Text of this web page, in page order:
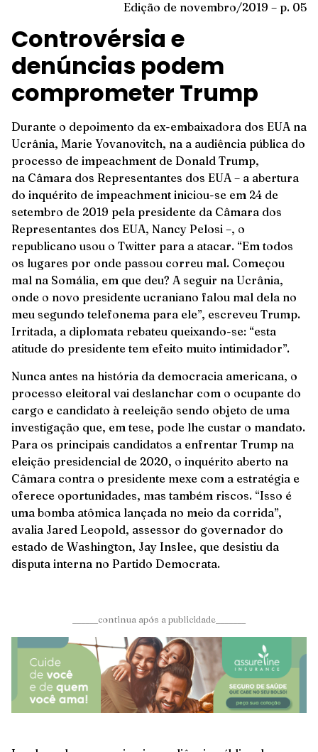
Edição de novembro/2019 – p. 05
Controvérsia e
denúncias podem
comprometer Trump
Durante o depoimento da ex-embaixadora dos EUA na
Ucrânia, Marie Yovanovitch, na a audiência pública do
processo de impeachment de Donald Trump,
na Câmara dos Representantes dos EUA – a abertura
do inquérito de impeachment iniciou-se em 24 de
setembro de 2019 pela presidente da Câmara dos
Representantes dos EUA, Nancy Pelosi –, o
republicano usou o Twitter para a atacar. “Em todos
os lugares por onde passou correu mal. Começou
mal na Somália, em que deu? A seguir na Ucrânia,
onde o novo presidente ucraniano falou mal dela no
meu segundo telefonema para ele”, escreveu Trump.
Irritada, a diplomata rebateu queixando-se: “esta
atitude do presidente tem efeito muito intimidador”.
Nunca antes na história da democracia americana, o
processo eleitoral vai deslanchar com o ocupante do
cargo e candidato à reeleição sendo objeto de uma
investigação que, em tese, pode lhe custar o mandato.
Para os principais candidatos a enfrentar Trump na
eleição presidencial de 2020, o inquérito aberto na
Câmara contra o presidente mexe com a estratégia e
oferece oportunidades, mas também riscos. “Isso é
uma bomba atômica lançada no meio da corrida”,
avalia Jared Leopold, assessor do governador do
estado de Washington, Jay Inslee, que desistiu da
disputa interna no Partido Democrata.
______continua após a publicidade_______